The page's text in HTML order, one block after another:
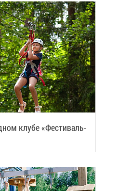
клу­бе «Фе­сти­валь­